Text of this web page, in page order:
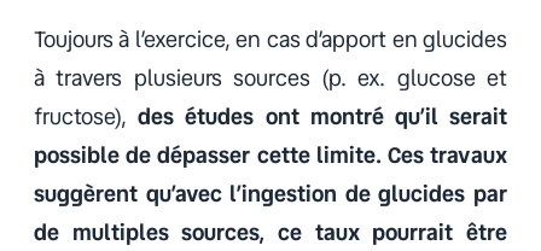
Toujours à l’exercice, en cas d’apport en glucides
à travers plusieurs sources (p. ex. glucose et
fructose),des études ont montré qu’il serait
possible de dépasser cette limite. Ces travaux
suggèrent qu’avec l’ingestion de glucides par
de multiples sources, ce taux pourrait être